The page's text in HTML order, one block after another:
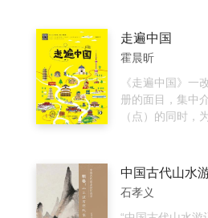
泰晤士报》评论
好奇、思考和观
新对生命充满热
格之恋》结尾处
一针，渗出的淡
蓝色、薄雾中的
成了一种无法拒
间丧失了地理上
走遍中国
霍晨昕
《走遍中国》一
册的面目，集中
（点）的同时，
个行政区划价值
一陈列，让读者
中就可以“游览”
石孝义